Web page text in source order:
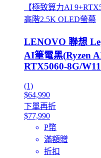
【極致算力AI
高階2.5K OLED螢幕
LENOVO 聯想
AI筆電黑(Ryzen
RTX5060-8G/
(1)
$64,990
下單再折
$77,990
P幣
滿額贈
折扣